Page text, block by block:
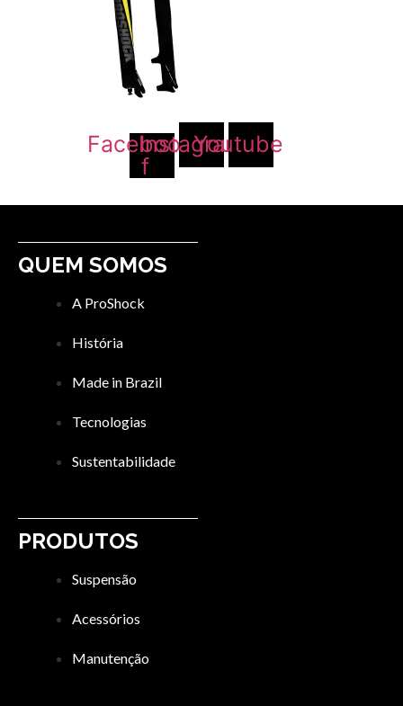
Facebook-
f
Instagram
Youtube
QUEM SOMOS
A ProShock
História
Made in Brazil
Tecnologias
Sustentabilidade
PRODUTOS
Suspensão
Acessórios
Manutenção